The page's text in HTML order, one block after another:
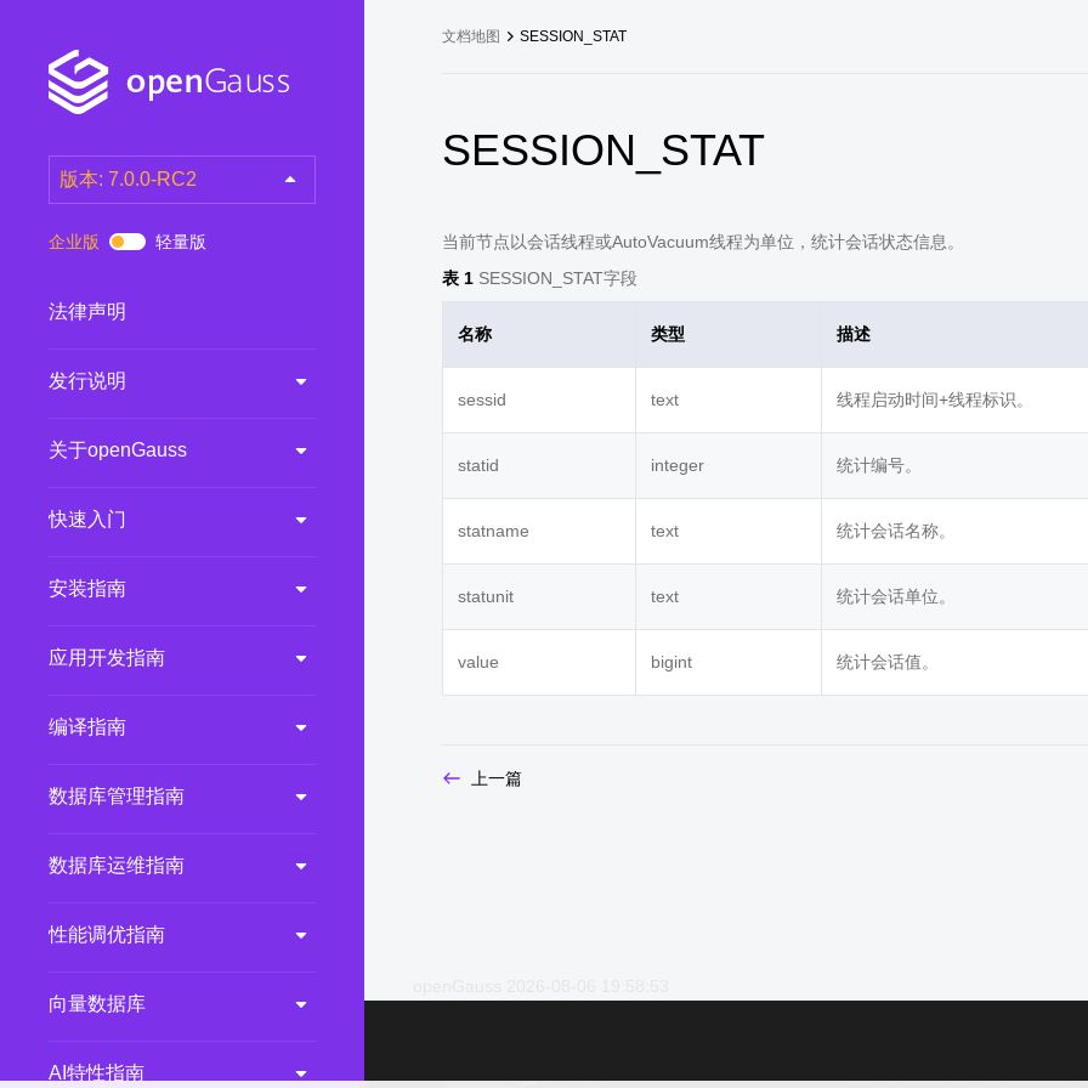
版本: 7.0.0-RC2
7.0.0-RC2
6.0.0 (LTS)
5.1.0 (Preview)
2.0.0 (LTS)
3.1.0 (EOM)
2.0.1 (EOM)
1.0.1 (EOM)
企业版 轻量版
法律声明
发行说明
关于openGauss
快速入门
安装指南
应用开发指南
编译指南
数据库管理指南
数据库运维指南
性能调优指南
向量数据库
AI特性指南
文档地图 SESSION_STAT
SESSION_STAT
当前节点以会话线程或AutoVacuum线程为单位，统计会话状态信息。
表 1 SESSION_STAT字段
名称 类型 描述
sessid text 线程启动时间+线程标识。
statid integer 统计编号。
statname text 统计会话名称。
statunit text 统计会话单位。
value bigint 统计会话值。
上一篇